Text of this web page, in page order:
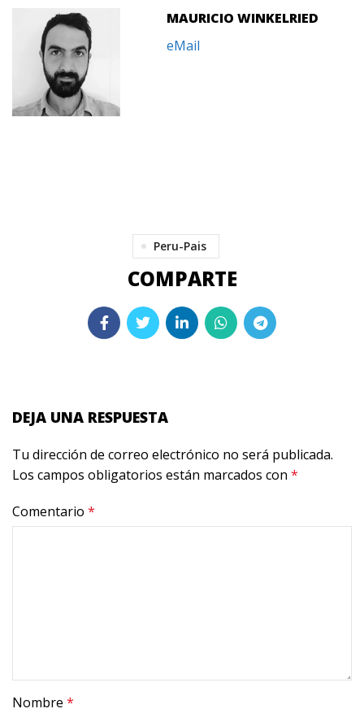
MAURICIO WINKELRIED
eMail
Peru-Pais
DEJA UNA RESPUESTA
Tu dirección de correo electrónico no será publicada.
Los campos obligatorios están marcados con *
Comentario *
Nombre *